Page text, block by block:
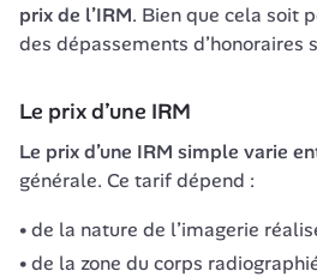
prix de l’IRM. Bien que cela soit
Le prix d’une IRM
Le prix d’une IRM simple varie
générale. Ce tarif dépend :
de la nature de l’imagerie
de la zone du corps